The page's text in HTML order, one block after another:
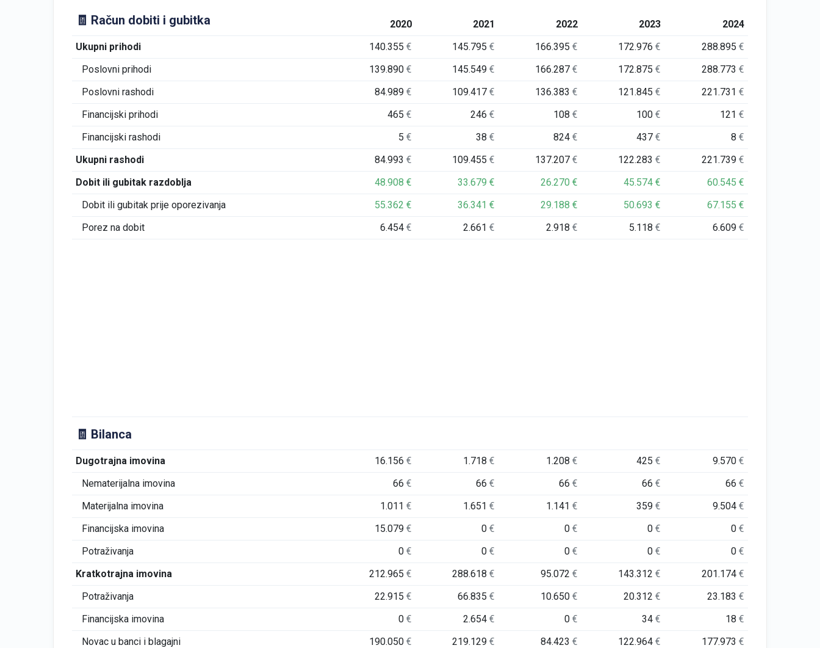
🧾 Račun dobiti i gubitka
2020 2021 2022 2023
2024
Ukupni prihodi
140.355€ 145.795€ 166.395€ 172.976€ 288.895€
Poslovni prihodi
139.890€ 145.549€ 166.287€ 172.875€ 288.773€
Poslovni rashodi
84.989€ 109.417€ 136.383€ 121.845€ 221.731€
Financijski prihodi
465€ 246€ 108€ 100€ 121€
Financijski rashodi
5€ 38€ 824€ 437€ 8€
Ukupni rashodi
84.993€ 109.455€ 137.207€ 122.283€ 221.739€
Dobit ili gubitak razdoblja
48.908€ 33.679€ 26.270€ 45.574€ 60.545€
Dobit ili gubitak prije oporezivanja
55.362€ 36.341€ 29.188€ 50.693€ 67.155€
Porez na dobit
6.454€ 2.661€ 2.918€ 5.118€ 6.609€
🧾 Bilanca
Dugotrajna imovina 16.156€ 1.718€ 1.208€ 425€ 9.570€
Nematerijalna imovina
66€ 66€ 66€ 66€ 66€
Materijalna imovina
1.011€ 1.651€ 1.141€ 359€ 9.504€
Financijska imovina
15.079€ 0€ 0€ 0€ 0€
Potraživanja
0€ 0€ 0€ 0€ 0€
Kratkotrajna imovina
212.965€ 288.618€ 95.072€ 143.312€ 201.174€
Potraživanja
22.915€ 66.835€ 10.650€ 20.312€ 23.183€
Financijska imovina
0€ 2.654€ 0€ 34€ 18€
Novac u banci i blagajni
190.050€ 219.129€ 84.423€ 122.964€ 177.973€